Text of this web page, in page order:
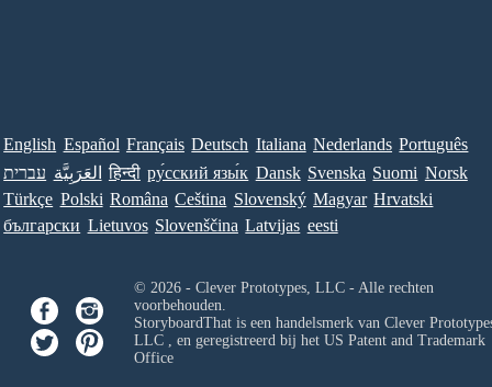
English Español Français Deutsch Italiana Nederlands Português
עברית العَرَبِيَّة हिन्दी ру́сский язы́к Dansk Svenska Suomi Norsk
Türkçe Polski Româna Ceština Slovenský Magyar Hrvatski
български Lietuvos Slovenščina Latvijas eesti
© 2026 - Clever Prototypes, LLC - Alle rechten
voorbehouden.
StoryboardThat is een handelsmerk van Clever
LLC, en geregistreerd bij het US Patent and Trademark
Office